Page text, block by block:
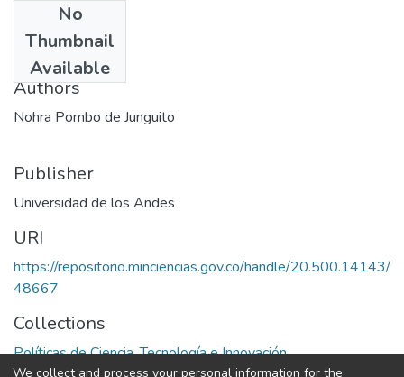
No
Thumbnail
Available
1974
Authors
Nohra Pombo de Junguito
Publisher
Universidad de los Andes
URI
https://repositorio.minciencias.gov.co/handle/20.500.14143/
48667
Collections
Políticas de Ciencia, Tecnología e Innovación
We collect and process your personal information for the